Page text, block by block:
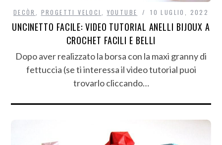
DECÒR PROGETTI VELOCI YOUTUBE 10 LUGLIO, 2022
UNCINETTO FACILE: VIDEO TUTORIAL ANELLI BIJOUX A
CROCHET FACILI E BELLI
Dopo aver realizzato la borsa con la maxi granny di
fettuccia (se ti interessa il video tutorial puoi
trovarlo cliccando…